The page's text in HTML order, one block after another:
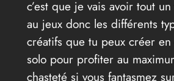
c’est que je vais avoir tout
au jeux donc les différents
créatifs que tu peux créer
solo pour profiter au
chasteté si vous fantasmez